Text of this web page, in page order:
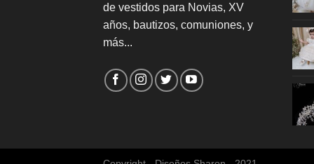
de vestidos para Novias, XV
años, bautizos, comuniones, y
más...